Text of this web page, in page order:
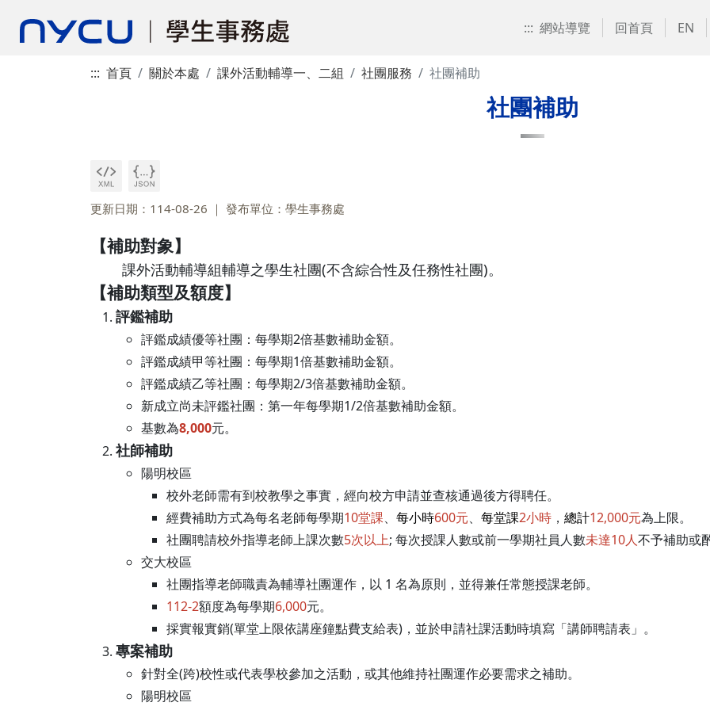
::: 網站導覽 回首頁 EN
::: 首頁 關於本處 課外活動輔導一、二組 社團服務 社團補助
社團補助
更新日期：114-08-26 發布單位：學生事務處
【補助對象】
課外活動輔導組輔導之學生社團(不含綜合性及任務性社團)。
【補助類型及額度】
評鑑補助
評鑑成績優等社團：每學期2倍基數補助金額。
評鑑成績甲等社團：每學期1倍基數補助金額。
評鑑成績乙等社團：每學期2/3倍基數補助金額。
新成立尚未評鑑社團：第一年每學期1/2倍基數補助金額。
基數為8,000元。
社師補助
陽明校區
校外老師需有到校教學之事實，經向校方申請並查核通過後方得聘任。
經費補助方式為每名老師每學期10堂課、 每小時600元、 每堂課2小時 ， 總計12,000元為上限。
社團聘請校外指導老師上課次數5次以上; 每次授課人數或前一學期社員人數未達10人不予補助或
交大校區
社團指導老師職責為輔導社團運作，以 1 名為原則，並得兼任常態授課老師。
112-2額度為每學期6,000元。
採實報實銷(單堂上限依講座鐘點費支給表)，並於申請社課活動時填寫「講師聘請表」。
專案補助
針對全(跨)校性或代表學校參加之活動，或其他維持社團運作必要需求之補助。
陽明校區